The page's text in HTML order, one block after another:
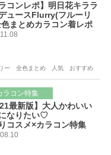
ラコンレポ】明日花キララ
ュースFlurry(フルーリ
まとめカラコン着レポ
ー 全色まとめ 人気 おすすめ
ラコン特集
最新版】大人かわいい
なりたい♡
コスメ×カラコン特集